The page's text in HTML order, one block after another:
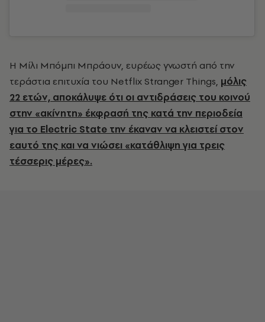
Η Μίλι Μπόμπι Μπράουν, ευρέως γνωστή από την
τεράστια επιτυχία του Netflix Stranger Things, μόλις
22 ετών, αποκάλυψε ότι οι αντιδράσεις του κοινού
στην «ακίνητη» έκφρασή της κατά την περιοδεία
για το Electric State την έκαναν να κλειστεί στον
εαυτό της και να νιώσει «κατάθλιψη για τρεις
τέσσερις μέρες».